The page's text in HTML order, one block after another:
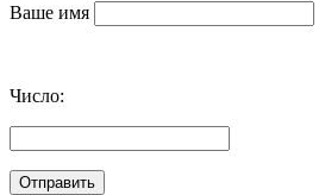
Ваше имя
Число: